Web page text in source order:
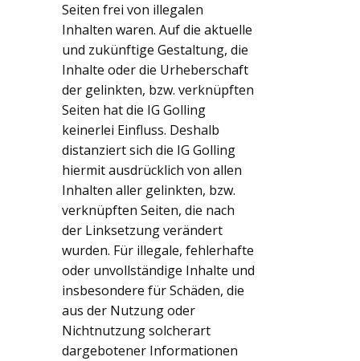
Seiten frei von illegalen
Inhalten waren. Auf die aktuelle
und zukünftige Gestaltung, die
Inhalte oder die Urheberschaft
der gelinkten, bzw. verknüpften
Seiten hat die IG Golling
keinerlei Einfluss. Deshalb
distanziert sich die IG Golling
hiermit ausdrücklich von allen
Inhalten aller gelinkten, bzw.
verknüpften Seiten, die nach
der Linksetzung verändert
wurden. Für illegale, fehlerhafte
oder unvollständige Inhalte und
insbesondere für Schäden, die
aus der Nutzung oder
Nichtnutzung solcherart
dargebotener Informationen